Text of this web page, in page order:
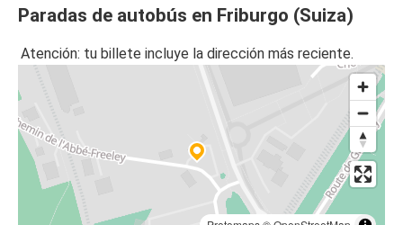
Paradas de autobús en Friburgo (Suiza)
Atención: tu billete incluye la dirección más reciente.